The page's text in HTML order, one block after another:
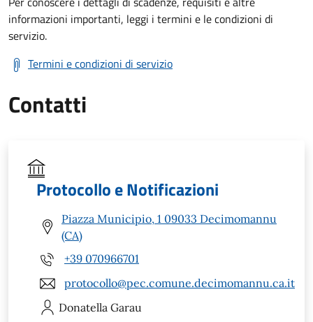
informazioni importanti, leggi i termini e le condizioni di
servizio.
Termini e condizioni di servizio
Contatti
Protocollo e Notificazioni
Piazza Municipio, 1 09033 Decimomannu
(CA)
+39 070966701
protocollo@pec.comune.decimomannu.ca.it
Donatella Garau